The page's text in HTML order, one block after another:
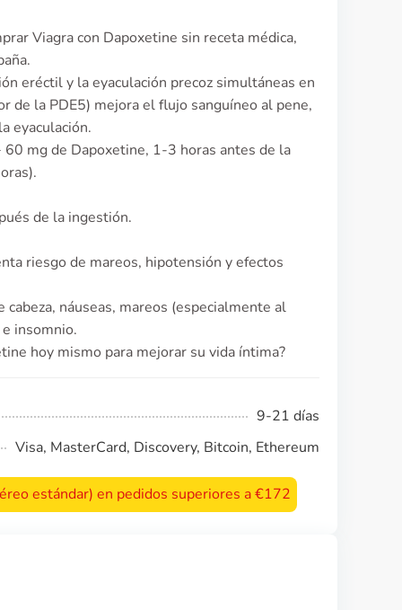
Viagra con Dapoxetine sin receta médica,
eréctil y la eyaculación precoz simultáneas en
de la PDE5) mejora el flujo sanguíneo al pene,
eyaculación.
mg de Dapoxetine, 1-3 horas antes de la
de la ingestión.
riesgo de mareos, hipotensión y efectos
náuseas, mareos (especialmente al
insomnio.
hoy mismo para mejorar su vida íntima?
9-21 días
Visa, MasterCard, Discovery, Bitcoin, Ethereum
estándar) en pedidos superiores a €172